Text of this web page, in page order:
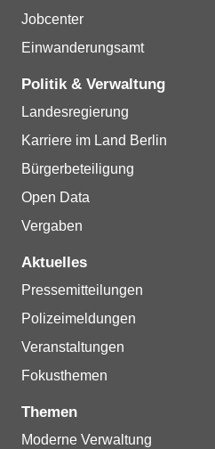
Jobcenter
Einwanderungsamt
Politik & Verwaltung
Landesregierung
Karriere im Land Berlin
Bürgerbeteiligung
Open Data
Vergaben
Aktuelles
Pressemitteilungen
Polizeimeldungen
Veranstaltungen
Fokusthemen
Themen
Moderne Verwaltung